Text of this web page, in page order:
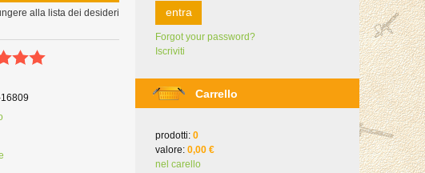
alla lista dei desideri entra
Forgot your password?
Iscriviti
Carrello
prodotti: 0
valore: 0,00 €
nel carello